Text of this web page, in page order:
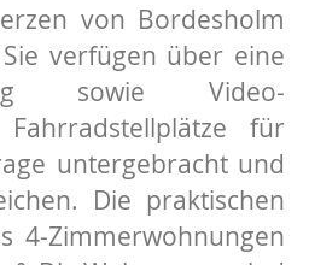
von Bordesholm
verfügen über eine
sowie Video-
für
untergebracht und
Die praktischen
4-Zimmerwohnungen